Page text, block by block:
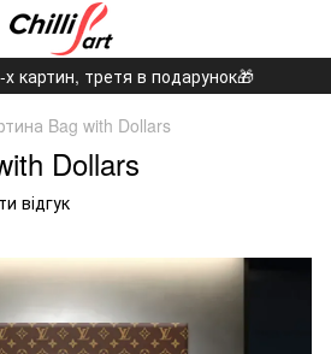
х картин, третя в подарунок🎁
Bag with Dollars
Dollars
відгук